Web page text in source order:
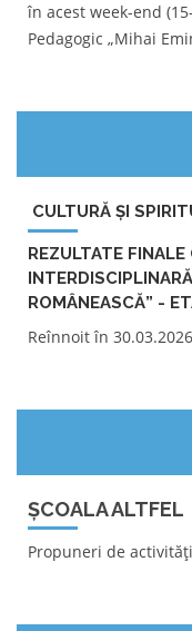
în acest week-end
Pedagogic „Mihai
CULTURĂ ȘI
REZULTATE
ROMÂNEASCĂ” -
Reînnoit în 30.03.2026
ȘCOALA ALTFEL
Propuneri de activități